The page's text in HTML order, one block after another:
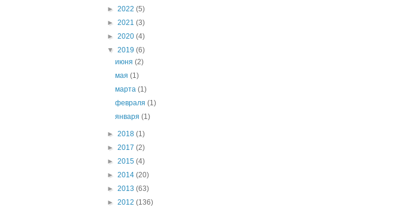
► 2022 (5)
► 2021 (3)
► 2020 (4)
▼ 2019 (6)
июня(2)
мая(1)
марта(1)
февраля(1)
января(1)
► 2018 (1)
► 2017 (2)
► 2015 (4)
► 2014 (20)
► 2013 (63)
► 2012 (136)